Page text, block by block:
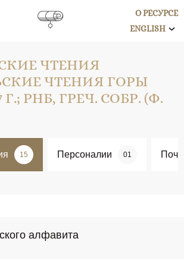
О РЕСУРСЕ
ENGLISH
ЧТЕНИЯ
ЧТЕНИЯ ГОРЫ
Г.; РНБ, ГРЕЧ. СОБР. (Ф.
15 Персоналии 01
алфавита